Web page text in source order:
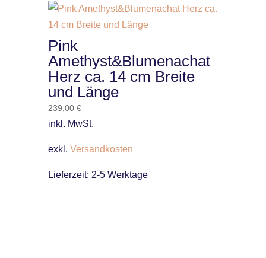
Pink
Amethyst&Blumenachat
Herz ca. 14 cm Breite
und Länge
239,00 €
inkl. MwSt.
exkl. Versandkosten
Lieferzeit: 2-5 Werktage